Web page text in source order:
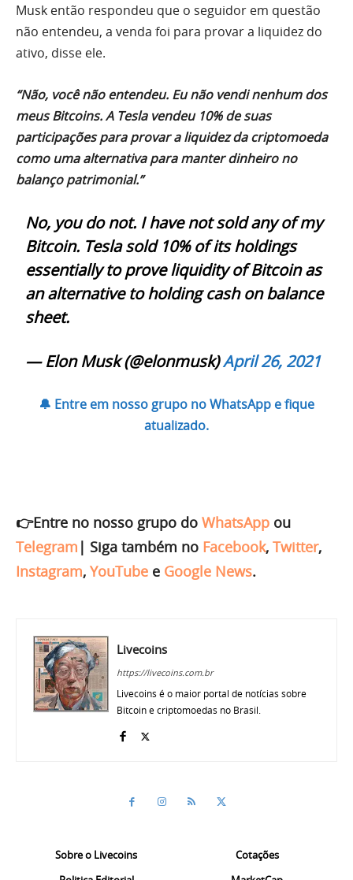
Musk então respondeu que o seguidor em questão
não entendeu, a venda foi para provar a liquidez do
ativo, disse ele.
“Não, você não entendeu. Eu não vendi nenhum dos
meus Bitcoins. A Tesla vendeu 10% de suas
participações para provar a liquidez da criptomoeda
como uma alternativa para manter dinheiro no
balanço patrimonial.”
No, you do not. I have not sold any of my
Bitcoin. Tesla sold 10% of its holdings
essentially to prove liquidity of Bitcoin as
an alternative to holding cash on balance
sheet.
— Elon Musk (@elonmusk)April 26, 2021
🔔 Entre em nosso grupo no WhatsApp e fique
atualizado.
👉Entre no nosso grupo do WhatsApp ou
Telegram | Siga também no Facebook, Twitter,
Instagram, YouTube e Google News.
Livecoins
https://livecoins.com.br
Livecoins é o maior portal de notícias sobre
Bitcoin e criptomoedas no Brasil.
Sobre o Livecoins
Cotações